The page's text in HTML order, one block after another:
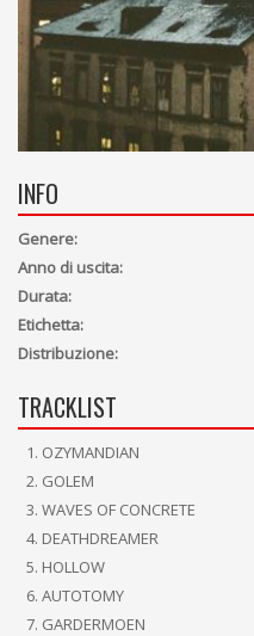
INFO
Genere:
Anno di uscita:
Durata:
Etichetta:
Distribuzione:
TRACKLIST
OZYMANDIAN
GOLEM
WAVES OF CONCRETE
DEATHDREAMER
HOLLOW
AUTOTOMY
GARDERMOEN